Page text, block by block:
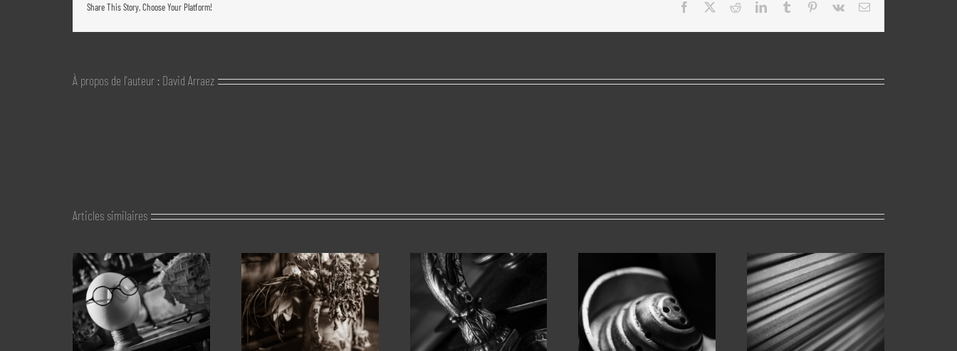
Share This Story, Choose Your Platform! Facebook RedditLinkedInTumblr Pinterest
Vk Email
À propos de l'auteur : David Arraez
Articles similaires